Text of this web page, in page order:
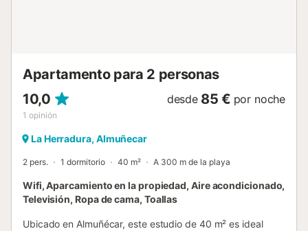
Apartamento para 2 personas
10,0
1 opinión
desde 85 € por noche
La Herradura, Almuñecar
2 pers. 1 dormitorio 40 m² A 300 m de la playa
Wifi, Aparcamiento en la propiedad, Aire acondicionado,
Televisión, Ropa de cama, Toallas
Ubicado en Almuñécar, este estudio de 40 m² es ideal